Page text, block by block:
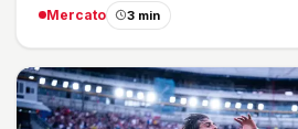
Mercato 3 min